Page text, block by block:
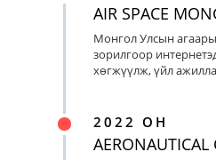
AIR SPACE
Монгол Улсын
зорилгоор
хөгжүүлж, үйл
2022 ОН